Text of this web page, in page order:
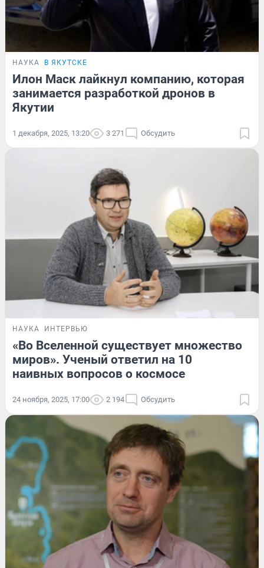
НАУКА В ЯКУТСКЕ
Илон Маск лайкнул компанию, которая
занимается разработкой дронов в
Якутии
1 декабря, 2025, 13:20 3 271 Обсудить
НАУКА ИНТЕРВЬЮ
«Во Вселенной существует множество
миров». Ученый ответил на 10
наивных вопросов о космосе
24 ноября, 2025, 17:00 2 194 Обсудить